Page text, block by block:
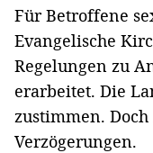
Für Betroffene
Evangelische
Regelungen zu
erarbeitet. Die
zustimmen.
Verzögerungen.